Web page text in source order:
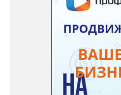
радует меня. Соседи просят
доносится. В конце лета собираю
получаются букеты и саше
используется и в кулинарии».
нашего портала, у неё были сорта
Только она хорошо зимует без
на удивление хорошей: из пяти
взошли даже без стратификации.
садовод советует сразу убрать
месяца, а место посадки -